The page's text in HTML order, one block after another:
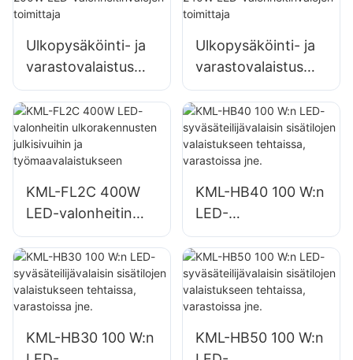
Ulkopysäköinti- ja
varastovalaistus
KML-FL2C 200W
LED-
valonheitinvalojen
toimittaja
Ulkopysäköinti- ja
varastovalaistus
KML-FL2C 240W
LED-
valonheitinvalojen
toimittaja
KML-FL2C 400W
LED-valonheitin
ulkorakennusten
julkisivuihin ja
työmaavalaistuksee
n
KML-HB40 100 W:n
LED-
syväsäteilijävalaisin
sisätilojen
valaistukseen
tehtaissa,
KML-HB30 100 W:n
KML-HB50 100 W:n